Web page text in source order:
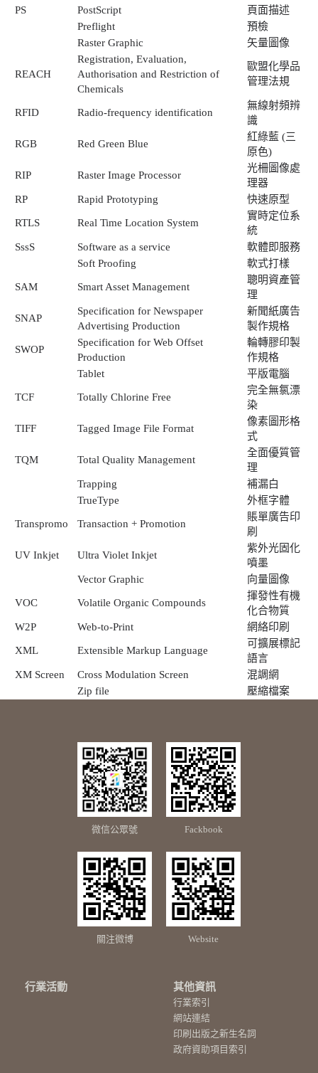
PS
PostScript
頁面描述
Preflight
預檢
Raster Graphic
矢量圖像
REACH
Registration, Evaluation,
Authorisation and Restriction of
Chemicals
歐盟化學品
管理法規
RFID Radio-frequency identification
無線射頻辨
識
RGB Red Green Blue
紅綠藍 (三
原色)
RIP Raster Image Processor
光柵圖像處
理器
RP
Rapid Prototyping 快速原型
RTLS Real Time Location System
實時定位系
統
SssS
Software as a service
軟體即服務
Soft Proofing
軟式打樣
SAM Smart Asset Management
聰明資產管
理
SNAP
Specification for Newspaper
Advertising Production
新聞紙廣告
製作規格
SWOP
Specification for Web Offset
Production
輪轉膠印製
作規格
Tablet
平版電腦
TCF Totally Chlorine Free
完全無氯漂
染
TIFF Tagged Image File Format
像素圖形格
式
TQM Total Quality Management
全面優質管
理
Trapping
補漏白
TrueType
外框字體
Transpromo Transaction + Promotion
賬單廣告印
刷
UV Inkjet Ultra Violet Inkjet
紫外光固化
噴墨
Vector Graphic
向量圖像
VOC Volatile Organic Compounds
揮發性有機
化合物質
W2P
Web-to-Print 網絡印刷
XML Extensible Markup Language
可擴展標記
語言
XM Screen
Cross Modulation Screen
混調網
Zip file
壓縮檔案
微信公眾號 Fackbook
關注微博 Website
行業活動 其他資訊
行業索引
網站連結
印刷出版之新生名詞
政府資助項目索引